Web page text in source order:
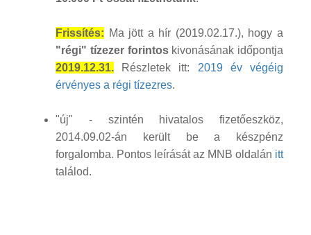
Frissítés: Ma jött a hír (2019.02.17.), hogy a
"régi" tízezer forintoskivonásának időpontja
2019.12.31. Részletek itt: 2019 év végéig
érvényes a régi tízezres.
"új" - szintén hivatalos fizetőeszköz,
2014.09.02-án került be a készpénz
forgalomba. Pontos leírását az MNB oldalán itt
találod.